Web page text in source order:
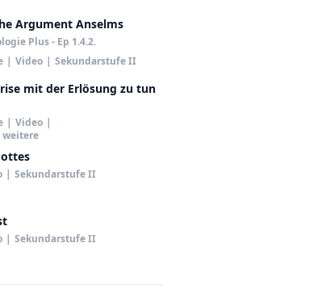
Argument Anselms
Plus - Ep 1.4.2.
| Video | Sekundarstufe II
mit der Erlösung zu tun
| Video |
weitere
| Sekundarstufe II
| Sekundarstufe II